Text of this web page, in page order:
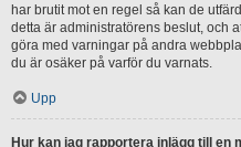
har brutit mot en regel så kan de
detta är administratörens beslut, och
göra med varningar på andra
du är osäker på varför du varnats.
Upp
Hur kan jag rapportera inlägg till en